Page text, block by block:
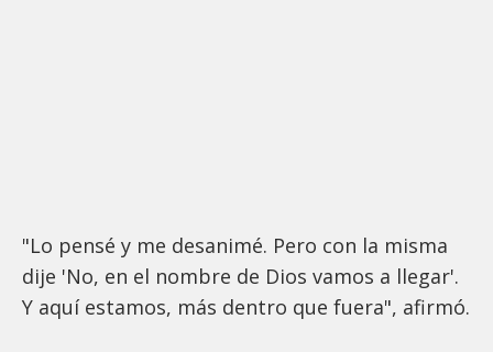
"Lo pensé y me desanimé. Pero con la misma
dije 'No, en el nombre de Dios vamos a llegar'.
Y aquí estamos, más dentro que fuera", afirmó.